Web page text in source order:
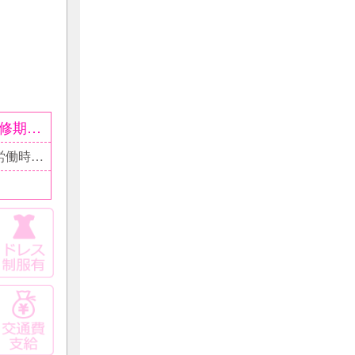
月給20万円～30万円 ●月給30万円以上可 ○研修期間3ヵ月間は月給18万円
19:00～翌2:00 ■残業の可能性有 □１ヵ月平均所定労働時間：150.5時間